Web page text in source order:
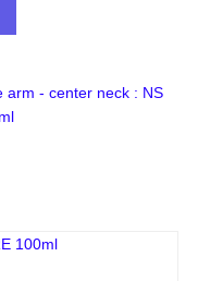
arm - center neck : NS